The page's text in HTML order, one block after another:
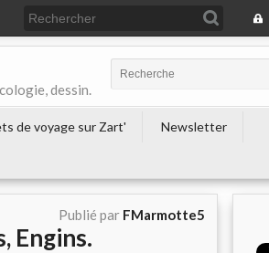
dessin.
de voyage sur Zart'
Newsletter
Publié par FMarmotte5
Engins.